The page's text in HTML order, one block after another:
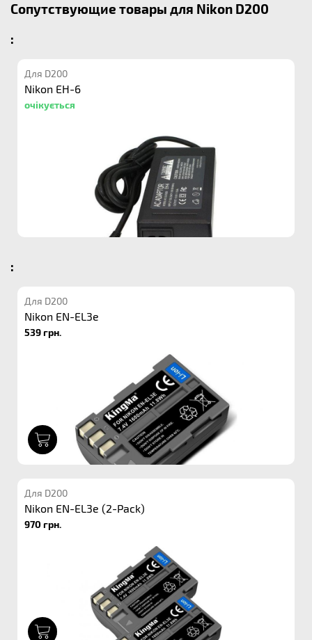
Сопутствующие товары для Nikon D200
:
Для D200
Nikon EH-6
очікується
:
Для D200
Nikon EN-EL3e
539 грн.
Для D200
Nikon EN-EL3e (2-Pack)
970 грн.